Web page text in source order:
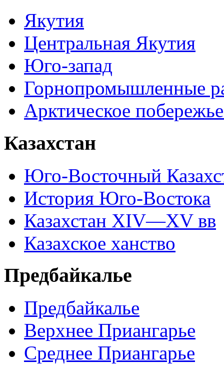
Якутия
Центральная Якутия
Юго-запад
Горнопромышленные
Арктическое
Казахстан
Юго-Восточный
История Юго-Востока
Казахстан XIV—XV вв
Казахское ханство
Предбайкалье
Предбайкалье
Верхнее Приангарье
Среднее Приангарье